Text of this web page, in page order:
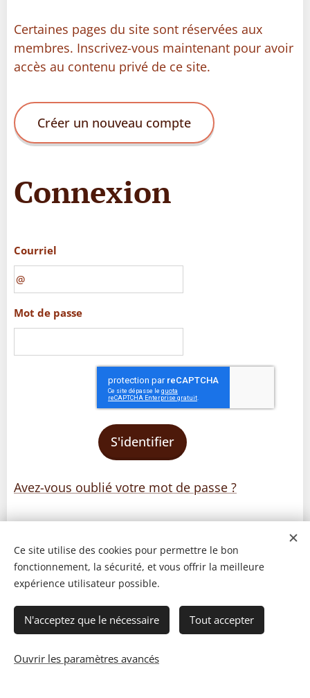
Certaines pages du site sont réservées aux
membres. Inscrivez-vous maintenant pour avoir
accès au contenu privé de ce site.
Créer un nouveau compte
Connexion
Courriel
Mot de passe
S'identifier
Avez-vous oublié votre mot de passe ?
© 2023 Les recettes d'Henri-Luc. Tous droits réservés.
Ce site utilise des cookies pour permettre le bon
fonctionnement, la sécurité, et vous offrir la meilleure
expérience utilisateur possible.
N'acceptez que le nécessaire Tout accepter
Ouvrir les paramètres avancés